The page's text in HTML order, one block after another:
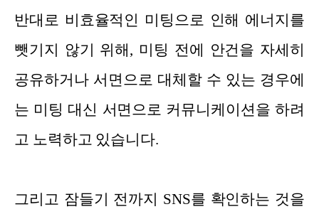
반대로 비효율적인 미팅으로 인해 에너지를
뺏기지 않기 위해, 미팅 전에 안건을 자세히
공유하거나 서면으로 대체할 수 있는 경우에
는 미팅 대신 서면으로 커뮤니케이션을 하려
고 노력하고 있습니다.
그리고 잠들기 전까지 SNS를 확인하는 것을